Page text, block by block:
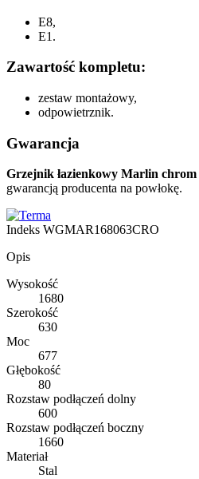
E8,
E1.
Zawartość kompletu:
zestaw montażowy,
odpowietrznik.
Gwarancja
Grzejnik łazienkowy Marlin chrom
gwarancją producenta na powłokę.
Indeks WGMAR168063CRO
Opis
Wysokość
1680
Szerokość
630
Moc
677
Głębokość
80
Rozstaw podłączeń dolny
600
Rozstaw podłączeń boczny
1660
Materiał
Stal